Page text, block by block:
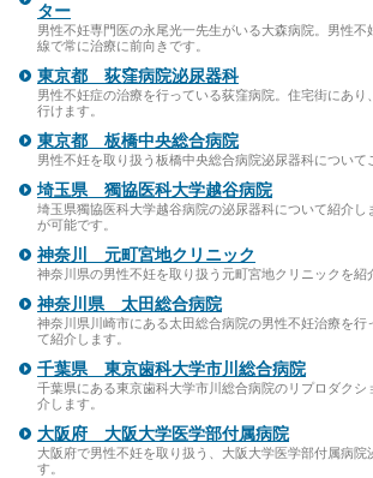
ター
男性不妊専門医の永尾光一先生がいる大森病院。男性不
線で常に治療に前向きです。
東京都 荻窪病院泌尿器科
男性不妊症の治療を行っている荻窪病院。住宅街にあり
行けます。
東京都 板橋中央総合病院
男性不妊を取り扱う板橋中央総合病院泌尿器科について
埼玉県 獨協医科大学越谷病院
埼玉県獨協医科大学越谷病院の泌尿器科について紹介し
が可能です。
神奈川 元町宮地クリニック
神奈川県の男性不妊を取り扱う元町宮地クリニックを紹
神奈川県 太田総合病院
神奈川県川崎市にある太田総合病院の男性不妊治療を行
て紹介します。
千葉県 東京歯科大学市川総合病院
千葉県にある東京歯科大学市川総合病院のリプロダクシ
介します。
大阪府 大阪大学医学部付属病院
大阪府で男性不妊を取り扱う、大阪大学医学部付属病院
す。